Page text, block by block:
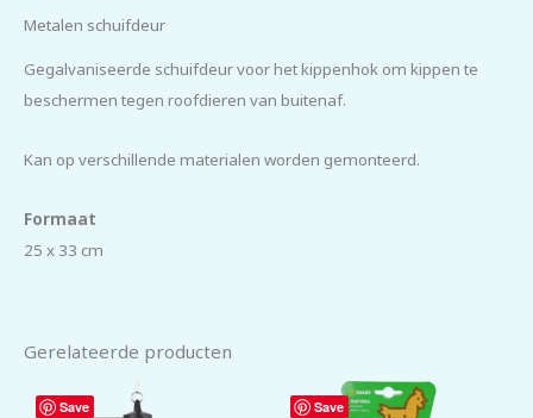
Metalen schuifdeur
Gegalvaniseerde schuifdeur voor het kippenhok om kippen te
beschermen tegen roofdieren van buitenaf.
Kan op verschillende materialen worden gemonteerd.
Formaat
25 x 33 cm
Gerelateerde producten
Save Save